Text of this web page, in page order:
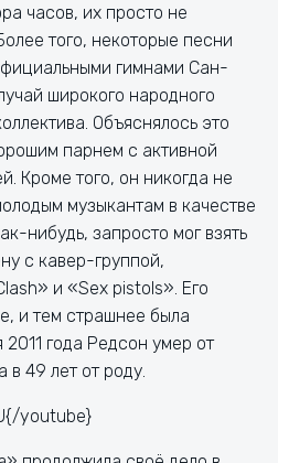
часов, их просто не
того, некоторые песни
гимнами Сан-
широкого народного
Объяснялось это
парнем с активной
Кроме того, он никогда не
музыкантам в качестве
нибудь, запросто мог взять
с кавер-группой,
и «Sex pistols». Его
и тем страшнее была
2011 года Редсон умер от
в 49 лет от роду.
youtube}